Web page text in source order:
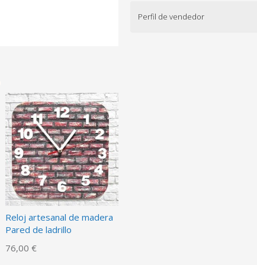
Reloj artesanal de madera
Pared de ladrillo
76,00 €
Perfil de vendedor